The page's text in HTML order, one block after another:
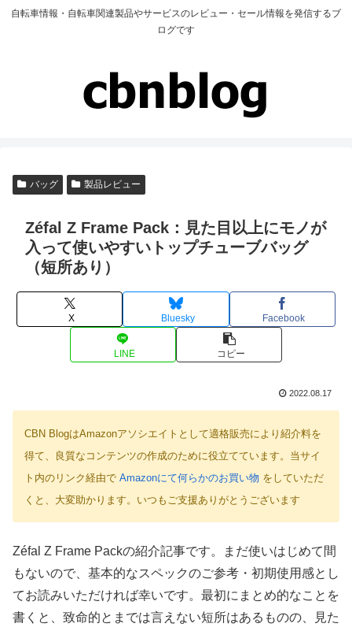
自転車情報・自転車関連製品やサービスのレビュー・セール情報を発信するブ
ログです
バッグ 製品レビュー
Zéfal Z Frame Pack：見た目以上にモノが
入って使いやすいトップチューブバッグ
（短所あり）
X Bluesky Facebook
LINE コピー
2022.08.17
CBN BlogはAmazonアソシエイトとして適格販売により紹介料を
得て、良質なコンテンツの作成のために役立てています。当サイ
ト内のリンク経由で Amazonにて何らかのお買い物 をしていただ
くと、大変助かります。いつもご支援ありがとうございます
Zéfal Z Frame Packの紹介記事です。まだ使いはじめて間
もないので、基本的なスペックのご参考・初期使用感とし
てお読みいただければ幸いです。最初にまとめ的なことを
書くと、致命的とまでは言えない短所はあるものの、見た